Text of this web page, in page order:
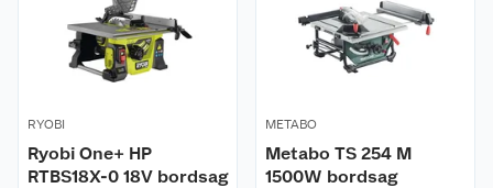
RYOBI
Ryobi One+ HP
RTBS18X-0 18V bordsag
METABO
Metabo TS 254 M
1500W bordsag